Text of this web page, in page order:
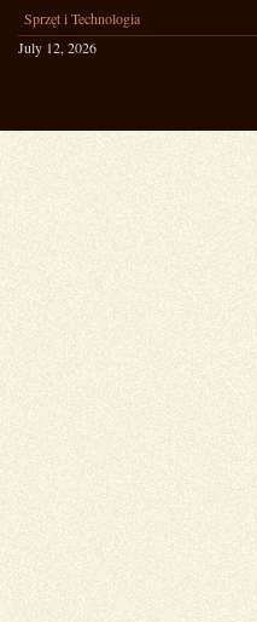
Sprzęt i Technologia
July 12, 2026